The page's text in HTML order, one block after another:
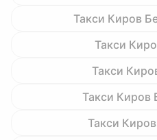
Такси Киров
Такси
Такси
Такси Киров
Такси